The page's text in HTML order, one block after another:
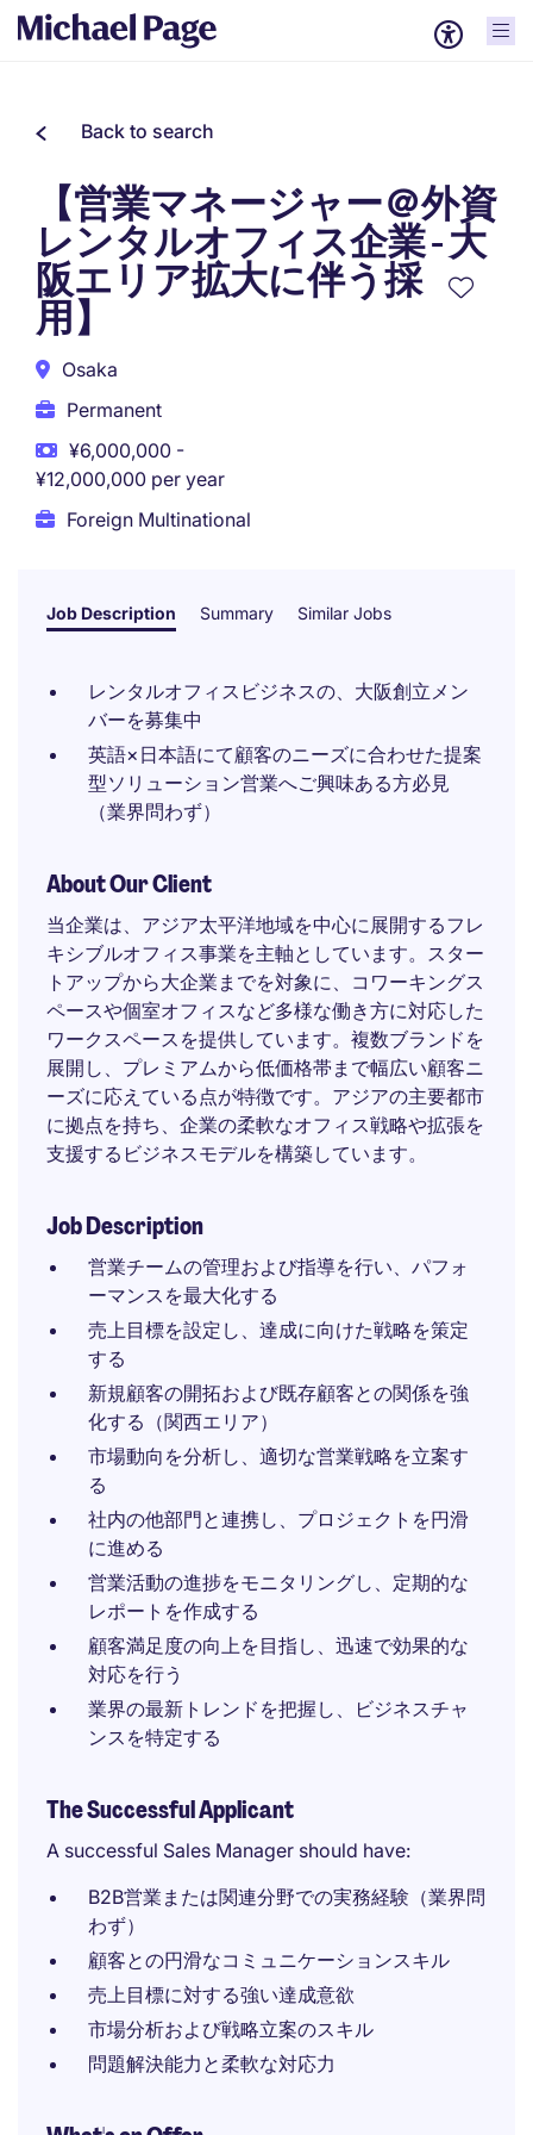
Back to search
【営業マネージャー＠外資
レンタルオフィス企業 - 大
阪エリア拡大に伴う採
用】
Osaka
Permanent
¥6,000,000 -
¥12,000,000 per year
Foreign Multinational
Job Description Summary Similar Jobs
レンタルオフィスビジネスの、大阪創立メン
バーを募集中
英語×日本語にて顧客のニーズに合わせた提案
型ソリューション営業へご興味ある方必見
（業界問わず）
About Our Client
当企業は、アジア太平洋地域を中心に展開するフレ
キシブルオフィス事業を主軸としています。スター
トアップから大企業までを対象に、コワーキングス
ペースや個室オフィスなど多様な働き方に対応した
ワークスペースを提供しています。複数ブランドを
展開し、プレミアムから低価格帯まで幅広い顧客ニ
ーズに応えている点が特徴です。アジアの主要都市
に拠点を持ち、企業の柔軟なオフィス戦略や拡張を
支援するビジネスモデルを構築しています。
Job Description
営業チームの管理および指導を行い、パフォ
ーマンスを最大化する
売上目標を設定し、達成に向けた戦略を策定
する
新規顧客の開拓および既存顧客との関係を強
化する（関西エリア）
市場動向を分析し、適切な営業戦略を立案す
る
社内の他部門と連携し、プロジェクトを円滑
に進める
営業活動の進捗をモニタリングし、定期的な
レポートを作成する
顧客満足度の向上を目指し、迅速で効果的な
対応を行う
業界の最新トレンドを把握し、ビジネスチャ
ンスを特定する
The Successful Applicant
A successful Sales Manager should have:
B2B営業または関連分野での実務経験（業界問
わず）
顧客との円滑なコミュニケーションスキル
売上目標に対する強い達成意欲
市場分析および戦略立案のスキル
問題解決能力と柔軟な対応力